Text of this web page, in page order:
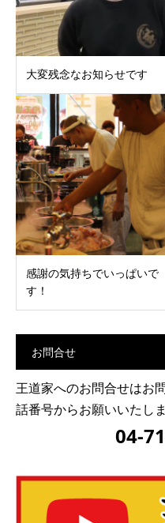
大変残念なお知らせです
感謝の気持ちでいっぱいで
す！
お問合せ
王道家へのお問合せはお
話番号からお願いいたしま
04-